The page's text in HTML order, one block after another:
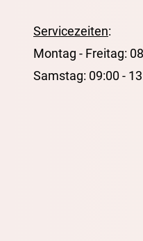
Servicezeiten:
Montag - Freitag:
Samstag: 09:00 -